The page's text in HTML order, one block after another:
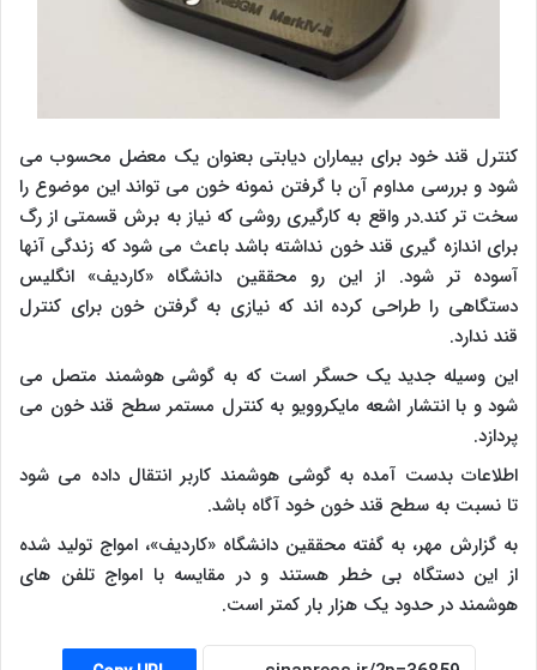
کنترل قند خود برای بیماران دیابتی بعنوان یک معضل محسوب می
شود و بررسی مداوم آن با گرفتن نمونه خون می تواند این موضوع را
سخت تر کند.در واقع به کارگیری روشی که نیاز به برش قسمتی از رگ
برای اندازه گیری قند خون نداشته باشد باعث می شود که زندگی آنها
آسوده تر شود. از این رو محققین دانشگاه «کاردیف» انگلیس
دستگاهی را طراحی کرده اند که نیازی به گرفتن خون برای کنترل
قند ندارد.
این وسیله جدید یک حسگر است که به گوشی هوشمند متصل می
شود و با انتشار اشعه مایکروویو به کنترل مستمر سطح قند خون می
پردازد.
اطلاعات بدست آمده به گوشی هوشمند کاربر انتقال داده می شود
تا نسبت به سطح قند خون خود آگاه باشد.
به گزارش مهر، به گفته محققین دانشگاه «کاردیف»، امواج تولید شده
از این دستگاه بی خطر هستند و در مقایسه با امواج تلفن های
هوشمند در حدود یک هزار بار کمتر است.